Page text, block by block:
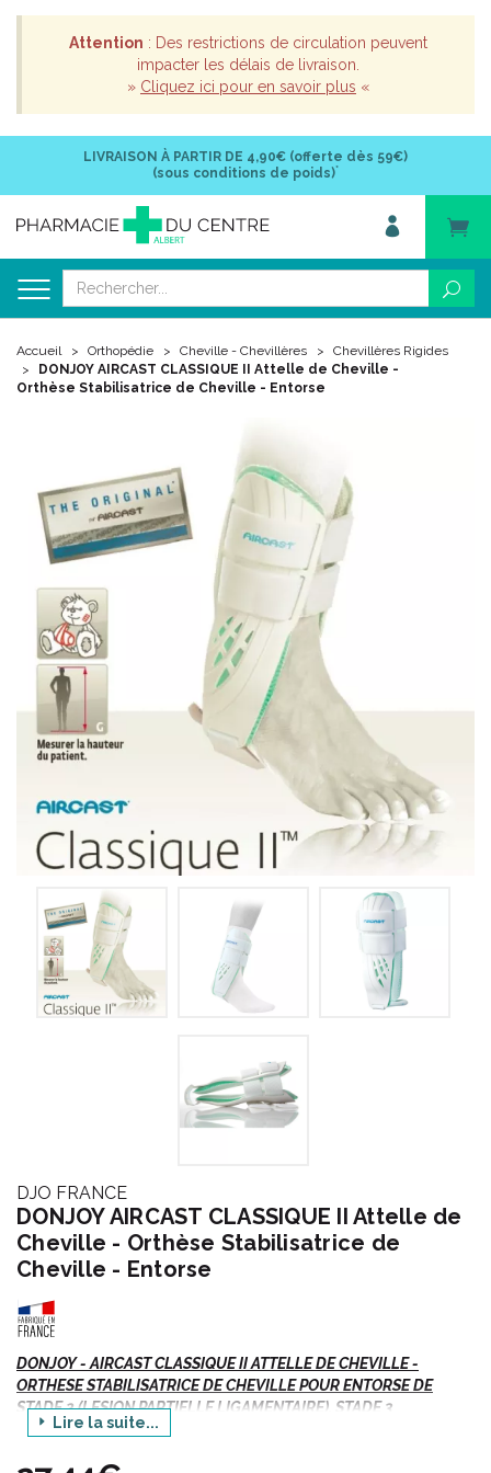
Attention : Des restrictions de circulation peuvent
impacter les délais de livraison.
» Cliquez ici pour en savoir plus «
LIVRAISON À PARTIR DE 4,90€ (offerte dès 59€)
(sous conditions de poids)*
Accueil Orthopédie Cheville - Chevillères
Chevillères Rigides
DONJOY AIRCAST CLASSIQUE II Attelle de Cheville -
Orthèse Stabilisatrice de Cheville - Entorse
DJO FRANCE
DONJOY AIRCAST CLASSIQUE II Attelle de
Cheville - Orthèse Stabilisatrice de
Cheville - Entorse
DONJOY - AIRCAST CLASSIQUE II ATTELLE DE CHEVILLE -
ORTHESE STABILISATRICE DE CHEVILLE POUR ENTORSE DE
STADE 2 (LESION PARTIELLE LIGAMENTAIRE), STADE 3
(ARRACHEMENT LIGAMENTAIRE), REDUCTION DE L' OEDEME -
Lire la suite...